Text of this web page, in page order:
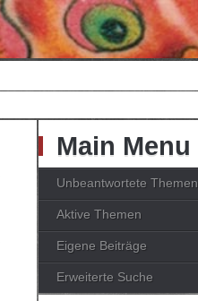
Main Menu
Unbeantwortete Themen
Aktive Themen
Eigene Beiträge
Erweiterte Suche